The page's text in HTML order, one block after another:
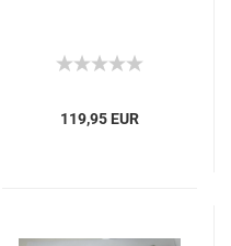
119,95 EUR